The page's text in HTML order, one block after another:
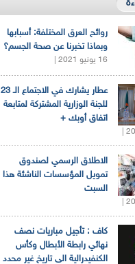
روائح العرق المختلفة: أسبابها
وبماذا تخبرنا عن صحة الجسم؟
16 يونيو 2021 |
عطار يشارك في الاجتماع الـ 23
للجنة الوزارية المشتركة لمتابعة
اتفاق أوبك +
الاطلاق الرسمي لصندوق
تمويل المؤسسات الناشئة هذا
السبت
كاف : تأجيل مباريات نصف
نهائي رابطة الأبطال وكأس
الكنفيدرالية الى تاريخ غير محدد